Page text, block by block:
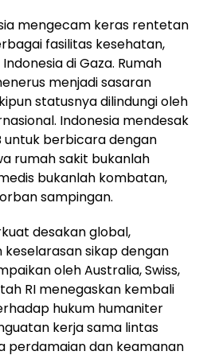
mengecam keras rentetan
fasilitas kesehatan,
di Gaza. Rumah
menjadi sasaran
statusnya dilindungi oleh
Indonesia mendesak
untuk berbicara dengan
rumah sakit bukanlah
bukanlah kombatan,
sampingan.
desakan global,
sikap dengan
oleh Australia, Swiss,
RI menegaskan kembali
hukum humaniter
kerja sama lintas
perdamaian dan keamanan